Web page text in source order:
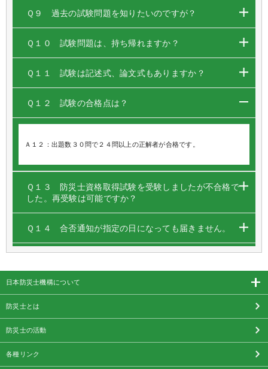
Ｑ９ 過去の試験問題を知りたいのですが？
Ｑ１０ 試験問題は、持ち帰れますか？
Ｑ１１ 試験は記述式、論文式もありますか？
Ｑ１２ 試験の合格点は？
Ａ１２：出題数３０問で２４問以上の正解者が合格です。
Ｑ１３ 防災士資格取得試験を受験しましたが不合格で
した。再受験は可能ですか？
Ｑ１４ 合否通知が指定の日になっても届きません。
日本防災士機構について
防災士とは
防災士の活動
各種リンク